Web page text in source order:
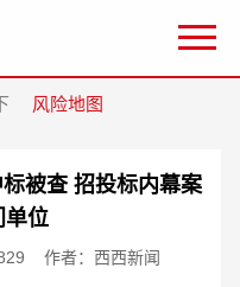
风险地图
被查 招投标内幕案
单位
作者：西西新闻